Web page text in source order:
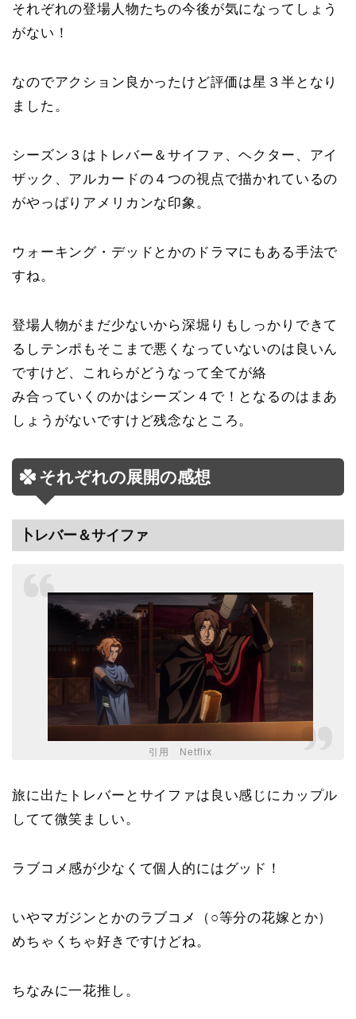
それぞれの登場人物たちの今後が気になってしょう
がない！
なのでアクション良かったけど評価は星３半となり
ました。
シーズン３はトレバー＆サイファ、ヘクター、アイ
ザック、アルカードの４つの視点で描かれているの
がやっぱりアメリカンな印象。
ウォーキング・デッドとかのドラマにもある手法で
すね。
登場人物がまだ少ないから深堀りもしっかりできて
るしテンポもそこまで悪くなっていないのは良いん
ですけど、これらがどうなって全てが絡
み合っていくのかはシーズン４で！となるのはまあ
しょうがないですけど残念なところ。
それぞれの展開の感想
卜レバー＆サイファ
引用 Netflix
旅に出たトレバーとサイファは良い感じにカップル
してて微笑ましい。
ラブコメ感が少なくて個人的にはグッド！
いやマガジンとかのラブコメ（○等分の花嫁とか）
めちゃくちゃ好きですけどね。
ちなみに一花推し。